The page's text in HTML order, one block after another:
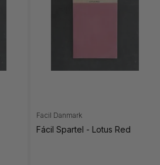
Facil Danmark
Fácil Spartel - Lotus Red